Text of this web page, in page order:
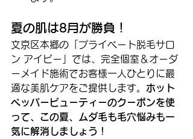
夏の肌は8月が勝負！
文京区本郷の「プライベート脱毛サロ
ン アイビー」では、完全個室＆オーダ
ーメイド施術でお客様一人ひとりに最
適な美肌ケアをご提供します。 ホット
ペッパービューティーのクーポンを使
って、この夏、ムダ毛も毛穴悩みも一
気に解消しましょう！